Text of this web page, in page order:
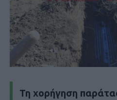
Τη χορήγηση